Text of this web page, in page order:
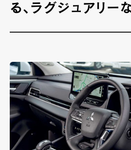
る、ラグジュアリー